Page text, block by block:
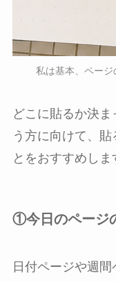
私は基本、ページ
どこに貼るか決
う方に向けて、
とをおすすめしま
①今日のページ
日付ページや週